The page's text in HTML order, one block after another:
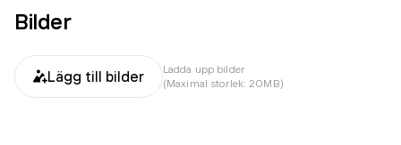
Bilder
Lägg till bilder
Ladda upp bilder
(Maximal storlek: 20MB)